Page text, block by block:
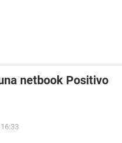
netbook Positivo